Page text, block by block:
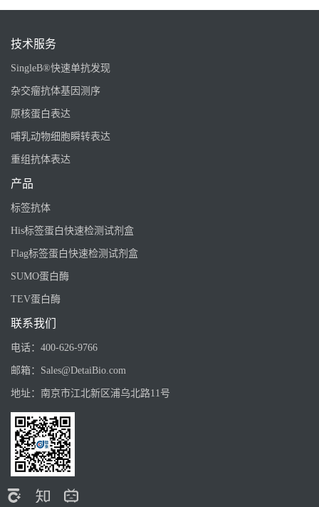
技术服务
SingleB®快速单抗发现
杂交瘤抗体基因测序
原核蛋白表达
哺乳动物细胞瞬转表达
重组抗体表达
产品
标签抗体
His标签蛋白快速检测试剂盒
Flag标签蛋白快速检测试剂盒
SUMO蛋白酶
TEV蛋白酶
联系我们
电话： 400-626-9766
邮箱： Sales@DetaiBio.com
地址： 南京市江北新区浦乌北路11号